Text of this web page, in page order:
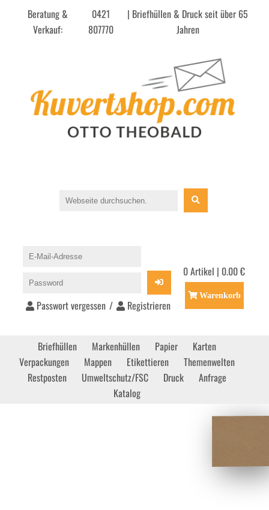
Beratung &
Verkauf:
0421
807770
| Briefhüllen & Druck seit über 65
Jahren
Passwort vergessen / Registrieren
0 Artikel | 0.00 €
Warenkorb
Briefhüllen Markenhüllen Papier
Karten
Verpackungen
Mappen Etikettieren
Themenwelten
Restposten
Umweltschutz/FSC Druck
Anfrage
Katalog